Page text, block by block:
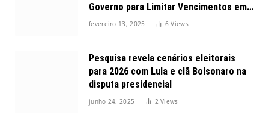
Governo para Limitar Vencimentos em
2025
fevereiro 13, 2025 6Views
Pesquisa revela cenários eleitorais
para 2026 com Lula e clã Bolsonaro na
disputa presidencial
junho 24, 2025 2Views